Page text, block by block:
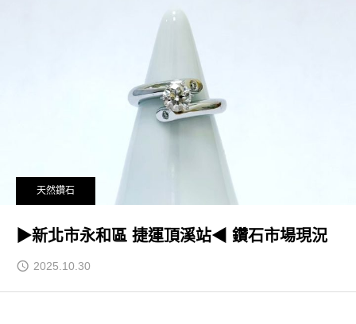
天然鑽石
▶新北市永和區 捷運頂溪站◀ 鑽石市場現況
2025.10.30